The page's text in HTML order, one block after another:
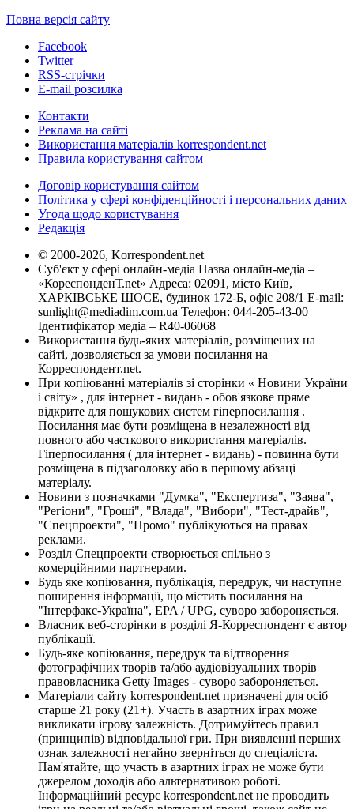
Повна версія сайту
Facebook
Twitter
RSS-стрічки
E-mail розсилка
Контакти
Реклама на сайті
Використання матеріалів korrespondent.net
Правила користування сайтом
Договір користування сайтом
Політика у сфері конфіденційності і персональних даних
Угода щодо користування
Редакція
© 2000-2026, Korrespondent.net
Суб'єкт у сфері онлайн-медіа Назва онлайн-медіа –
«КореспонденТ.net» Адреса: 02091, місто Київ,
ХАРКІВСЬКЕ ШОСЕ, будинок 172-Б, офіс 208/1 E-mail:
sunlight@mediadim.com.ua Телефон: 044-205-43-00
Ідентифікатор медіа – R40-06068
Використання будь-яких матеріалів, розміщених на
сайті, дозволяється за умови посилання на
Корреспондент.net.
При копіюванні матеріалів зі сторінки « Новини України
і світу» , для інтернет - видань - обов'язкове пряме
відкрите для пошукових систем гіперпосилання .
Посилання має бути розміщена в незалежності від
повного або часткового використання матеріалів.
Гіперпосилання ( для інтернет - видань) - повинна бути
розміщена в підзаголовку або в першому абзаці
матеріалу.
Новини з позначками "Думка", "Експертиза", "Заява",
"Регіони", "Гроші", "Влада", "Вибори", "Тест-драйв",
"Спецпроекти", "Промо" публікуються на правах
реклами.
Розділ Спецпроекти створюється спільно з
комерційними партнерами.
Будь яке копіювання, публікація, передрук, чи наступне
поширення інформації, що містить посилання на
"Інтерфакс-Україна", EPA / UPG, суворо забороняється.
Власник веб-сторінки в розділі Я-Корреспондент є автор
публікації.
Будь-яке копіювання, передрук та відтворення
фотографічних творів та/або аудіовізуальних творів
правовласника Getty Images - суворо забороняється.
Матеріали сайту korrespondent.net призначені для осіб
старше 21 року (21+). Участь в азартних іграх може
викликати ігрову залежність. Дотримуйтесь правил
(принципів) відповідальної гри. При виявленні перших
ознак залежності негайно зверніться до спеціаліста.
Пам'ятайте, що участь в азартних іграх не може бути
джерелом доходів або альтернативою роботі.
Інформаційний ресурс korrespondent.net не проводить